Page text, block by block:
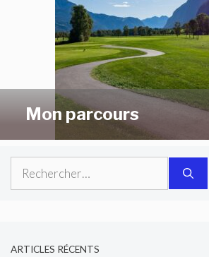
Mon parcours
Rechercher :
ARTICLES RÉCENTS